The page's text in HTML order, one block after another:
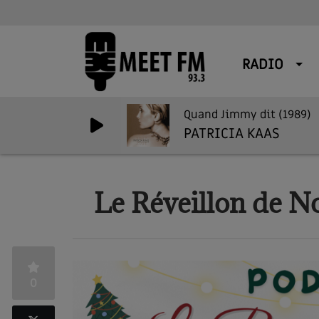
RADIO
Quand Jimmy dit (1989)
PATRICIA KAAS
Le Réveillon de